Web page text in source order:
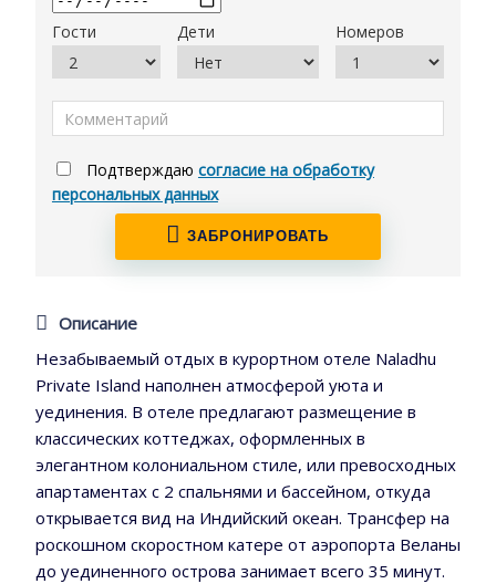
Гости Дети Номеров
Подтверждаю согласие на обработку
персональных данных
ЗАБРОНИРОВАТЬ
Описание
Незабываемый отдых в курортном отеле Naladhu
Private Island наполнен атмосферой уюта и
уединения. В отеле предлагают размещение в
классических коттеджах, оформленных в
элегантном колониальном стиле, или превосходных
апартаментах с 2 спальнями и бассейном, откуда
открывается вид на Индийский океан. Трансфер на
роскошном скоростном катере от аэропорта Веланы
до уединенного острова занимает всего 35 минут.